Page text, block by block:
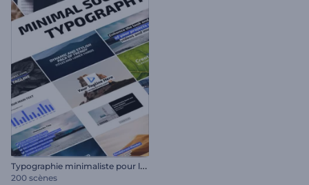
T
ypographie minimaliste pour les réseaux sociaux
200 scènes